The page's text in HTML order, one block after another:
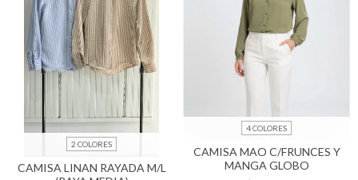
2 COLORES
CAMISA LINAN RAYADA M/L
4 COLORES
CAMISA MAO C/FRUNCES Y
MANGA GLOBO